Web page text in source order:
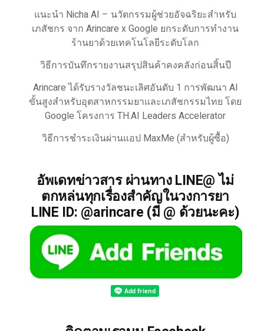
แนะนำ Nicha AI – นวัตกรรมผู้ช่วยอัจฉริยะสำหรับ
เภสัชกร จาก Arincare x Google ยกระดับการทำงาน
ร้านยาด้วยเทคโนโลยีระดับโลก
วิธีการบันทึกรายงานสรุปสินค้าคงคลังก่อนสิ้นปี
Arincare ได้รับรางวัลชนะเลิศอันดับ 1 การพัฒนา AI
ขั้นสูงสำหรับอุตสาหกรรมยาและเภสัชกรรมไทย โดย
Google โครงการ TH.AI Leaders Accelerator
วิธีการชำระเงินผ่านแอป MaxMe (สำหรับผู้ซื้อ)
อัพเดทข่าวสาร ผ่านทาง LINE@ ไม่
ตกหล่นทุกเรื่องสำคัญในวงการยา
LINE ID: @arincare (มี @ ด้วยนะคะ)